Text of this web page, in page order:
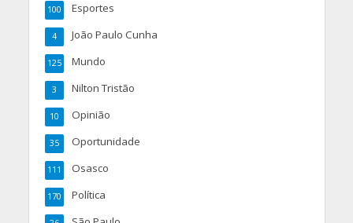
Esportes
100
João Paulo Cunha
4
Mundo
125
Nilton Tristão
3
Opinião
10
Oportunidade
35
Osasco
111
Política
170